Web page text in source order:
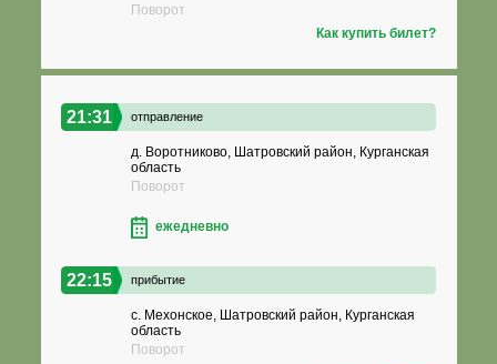
Поворот
Как купить билет?
21:31 отправление
д. Воротниково, Шатровский район, Курганская
область
Поворот
ежедневно
22:15 прибытие
с. Мехонское, Шатровский район, Курганская
область
Поворот